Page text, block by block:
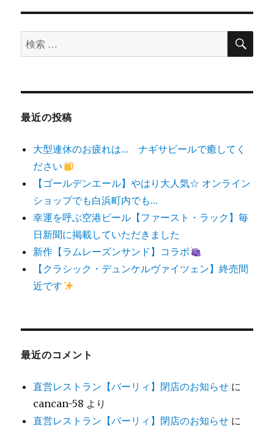
検
索
象:
検
最近の投稿
大型連休のお疲れは… ナギサビールで癒してく
ださい
【ゴールデンエール】やはり大人気☆ オンライン
ショップでも白浜町内でも…
幸運を呼ぶ空港ビール【ファースト・ラック】毎
日新聞に掲載していただきました
新作【ラムレーズンサンド】コラボ
【クラシック・デュンケルヴァイツェン】終売間
近です
最近のコメント
直営レストラン【バーリィ】閉店のお知らせ に
cancan-58 より
直営レストラン【バーリィ】閉店のお知らせ に